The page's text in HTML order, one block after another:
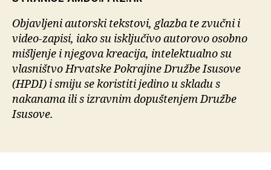
Objavljeni autorski tekstovi, glazba te zvučni i
video-zapisi, iako su isključivo autorovo osobno
mišljenje i njegova kreacija, intelektualno su
vlasništvo Hrvatske Pokrajine Družbe Isusove
(HPDI) i smiju se koristiti jedino u skladu s
nakanama ili s izravnim dopuštenjem Družbe
Isusove.